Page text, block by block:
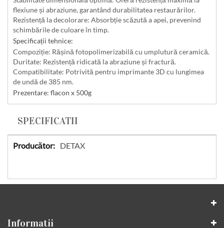
flexiune și abraziune, garantând durabilitatea restaurărilor.
Rezistență la decolorare: Absorbție scăzută a apei, prevenind
schimbările de culoare în timp.
Specificații tehnice:
Compoziție: Rășină fotopolimerizabilă cu umplutură ceramică.
Duritate: Rezistență ridicată la abraziune și fractură.
Compatibilitate: Potrivită pentru imprimante 3D cu lungimea
de undă de 385 nm.
Prezentare: flacon x 500g
SPECIFICATII
Specificatii DETAX
Informatii